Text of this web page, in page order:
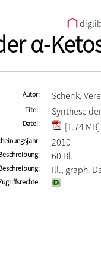
α-
Autor Schenk,
Titel Synthese
Datei [1.74 MB]
2010
60 Bl.
Ill., graph.